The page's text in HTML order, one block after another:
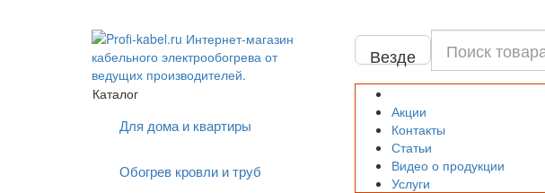
Везде
Акции
Контакты
Статьи
Видео о продукции
Услуги
Каталог
Для дома и квартиры
Обогрев кровли и труб